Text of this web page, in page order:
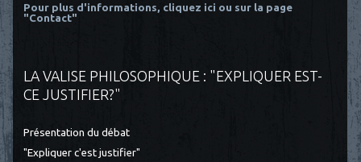
Pour plus d'informations, cliquez ici ou sur la page
"Contact"
LA VALISE PHILOSOPHIQUE : "EXPLIQUER EST-
CE JUSTIFIER?"
Présentation du débat
"Expliquer c'est justifier"